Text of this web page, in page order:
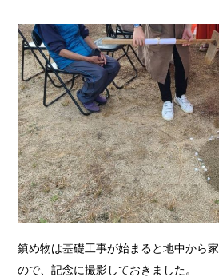
鎮め物は基礎工事が始まると地中から
ので、記念に撮影しておきました。